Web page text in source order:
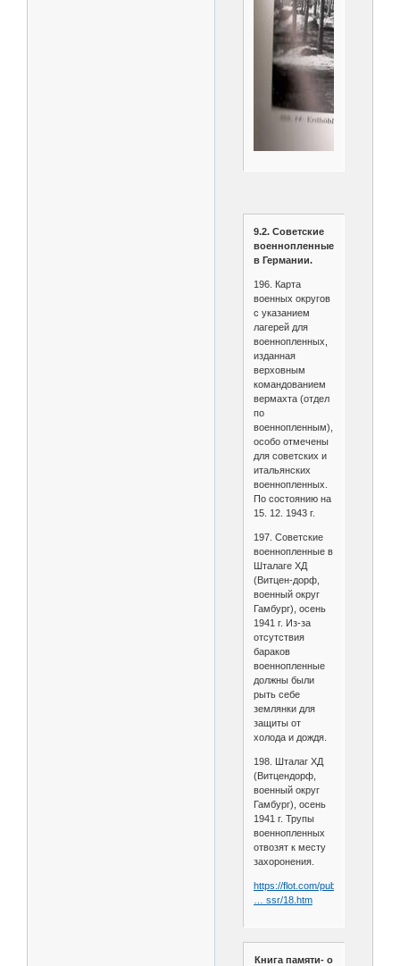
9.2. Советские
военнопленные
в Германии.
196. Карта
военных округов
с указанием
лагерей для
военнопленных,
изданная
верховным
командованием
вермахта (отдел
по
военнопленным),
особо отмечены
для советских и
итальянских
военнопленных.
По состоянию на
15. 12. 1943 г.
197. Советские
военнопленные в
Шталаге ХД
(Витцен-дорф,
военный округ
Гамбург), осень
1941 г. Из-за
отсутствия
бараков
военнопленные
должны были
рыть себе
землянки для
защиты от
холода и дождя.
198. Шталаг ХД
(Витцендорф,
военный округ
Гамбург), осень
1941 г. Трупы
военнопленных
отвозят к месту
захоронения.
https://flot.com/publications/
… ssr/18.htm
Книга памяти- о